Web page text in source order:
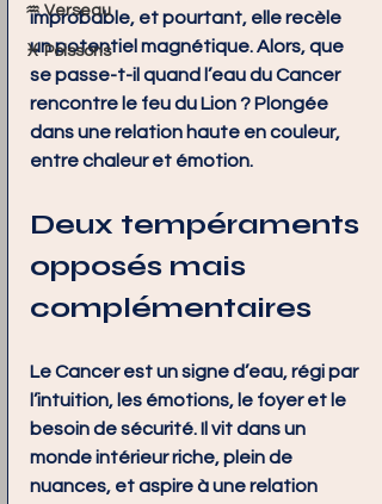
♒ Verseau
♓ Poissons
improbable, et pourtant, elle recèle
un potentiel magnétique. Alors, que
se passe-t-il quand l’eau du Cancer
rencontre le feu du Lion ? Plongée
dans une relation haute en couleur,
entre chaleur et émotion.
Deux tempéraments
opposés mais
complémentaires
Le Cancer est un signe d’eau, régi par
l’intuition, les émotions, le foyer et le
besoin de sécurité. Il vit dans un
monde intérieur riche, plein de
nuances, et aspire à une relation